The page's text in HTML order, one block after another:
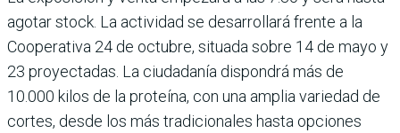
agotar stock. La actividad se desarrollará frente a la
Cooperativa 24 de octubre, situada sobre 14 de mayo y
23 proyectadas. La ciudadanía dispondrá más de
10.000 kilos de la proteína, con una amplia variedad de
cortes, desde los más tradicionales hasta opciones